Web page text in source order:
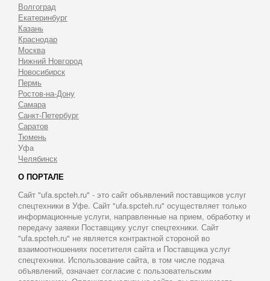
Волгоград
Екатеринбург
Казань
Краснодар
Москва
Нижний Новгород
Новосибирск
Пермь
Ростов-на-Дону
Самара
Санкт-Петербург
Саратов
Тюмень
Уфа
Челябинск
О ПОРТАЛЕ
Сайт "ufa.spcteh.ru" - это сайт объявлений поставщиков услуг
спецтехники в Уфе. Сайт "ufa.spcteh.ru" осуществляет только
информационные услуги, направленные на прием, обработку и
передачу заявки Поставщику услуг спецтехники. Сайт
"ufa.spcteh.ru" не является контрактной стороной во
взаимоотношениях посетителя сайта и Поставщика услуг
спецтехники. Использование сайта, в том числе подача
объявлений, означает согласие с пользовательским